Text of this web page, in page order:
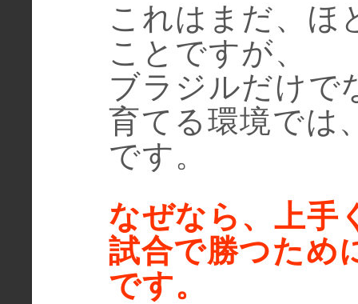
これはまだ、ほ
ことですが、
ブラジルだけで
育てる環境では
です。
なぜなら、上手
試合で勝つため
です。